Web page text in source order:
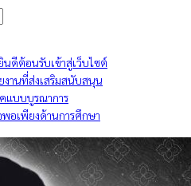
นดีต้อนรับเข้าสู่เว็บไซต์
านที่ส่งเสริมสนับสนุน
แบบบูรณาการ
อเพียงด้านการศึกษา